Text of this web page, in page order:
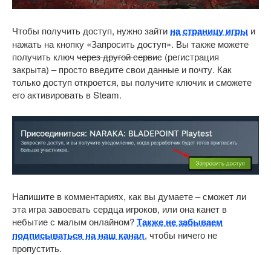
Чтобы получить доступ, нужно зайти на страницу игры и
нажать на кнопку «Запросить доступ». Вы также можете
получить ключ через другой сервис (регистрация
закрыта) – просто введите свои данные и почту. Как
только доступ откроется, вы получите ключик и сможете
его активировать в Steam.
Напишите в комментариях, как вы думаете – сможет ли
эта игра завоевать сердца игроков, или она канет в
небытие с малым онлайном?Также не забываем
подписываться на наш канал, чтобы ничего не
пропустить.